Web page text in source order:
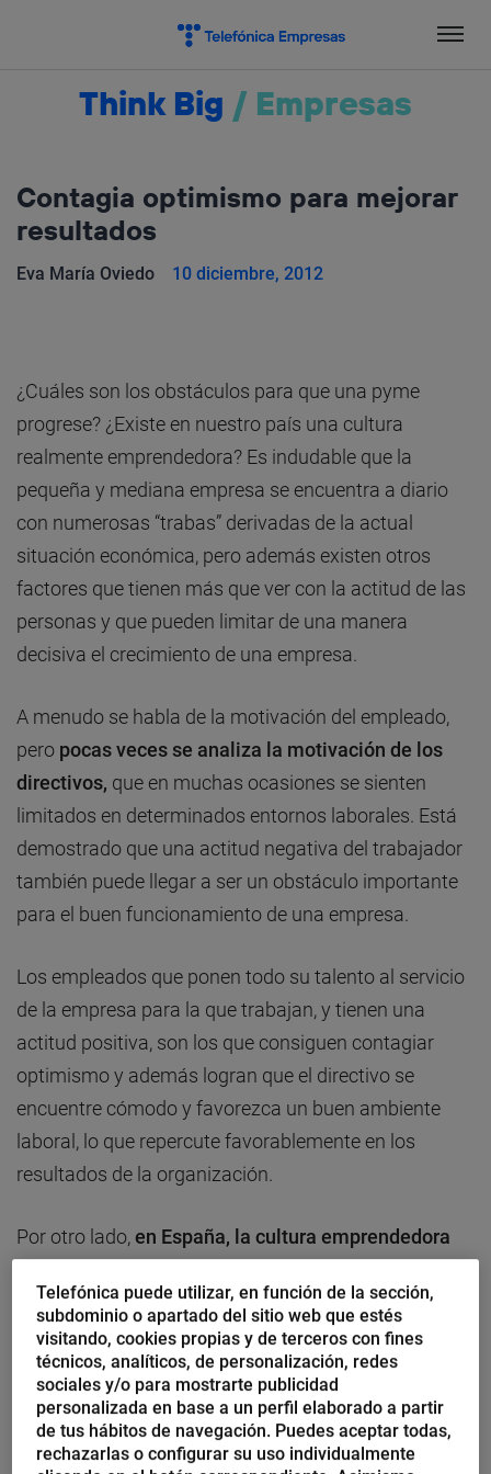
Think Big / Empresas
Contagia optimismo para mejorar
resultados
Eva María Oviedo 10 diciembre, 2012
¿Cuáles son los obstáculos para que una pyme
progrese? ¿Existe en nuestro país una cultura
realmente emprendedora? Es indudable que la
pequeña y mediana empresa se encuentra a diario
con numerosas “trabas” derivadas de la actual
situación económica, pero además existen otros
factores que tienen más que ver con la actitud de las
personas y que pueden limitar de una manera
decisiva el crecimiento de una empresa.
A menudo se habla de la motivación del empleado,
pero pocas veces se analiza la motivación de los
directivos, que en muchas ocasiones se sienten
limitados en determinados entornos laborales. Está
demostrado que una actitud negativa del trabajador
también puede llegar a ser un obstáculo importante
para el buen funcionamiento de una empresa.
Los empleados que ponen todo su talento al servicio
de la empresa para la que trabajan, y tienen una
actitud positiva, son los que consiguen contagiar
optimismo y además logran que el directivo se
encuentre cómodo y favorezca un buen ambiente
laboral, lo que repercute favorablemente en los
resultados de la organización.
Por otro lado,en España, la cultura emprendedora
pesar de que en los últimos años se está haciendo un
esfuerzo por fomentarla. El porcentaje de población
activa embarcado en proyectos empresariales con
menos de tres años de vida es muy bajo debido
fundamentalmente al miedo al fracaso.
Telefónica puede utilizar, en función de la sección,
subdominio o apartado del sitio web que estés
visitando, cookies propias y de terceros con fines
técnicos, analíticos, de personalización, redes
sociales y/o para mostrarte publicidad
personalizada en base a un perfil elaborado a partir
de tus hábitos de navegación. Puedes aceptar todas,
rechazarlas o configurar su uso individualmente